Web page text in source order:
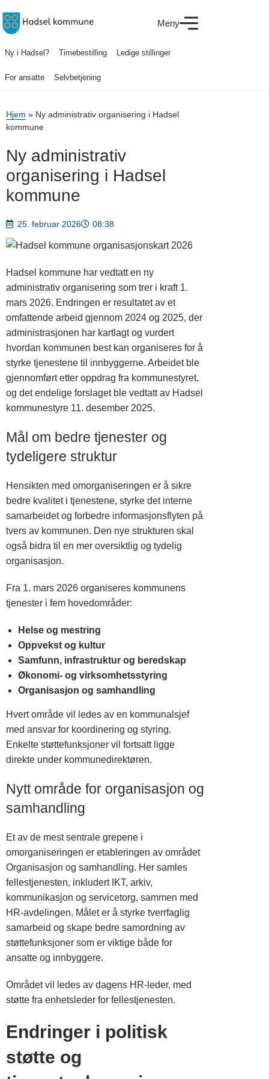
Meny
Ny i Hadsel? Timebestilling Ledige stillinger
For ansatte Selvbetjening
Hjem » Ny administrativ organisering i Hadsel
kommune
Ny administrativ
organisering i Hadsel
kommune
25. februar 2026 08:38
Hadsel kommune har vedtatt en ny
administrativ organisering som trer i kraft 1.
mars 2026. Endringen er resultatet av et
omfattende arbeid gjennom 2024 og 2025, der
administrasjonen har kartlagt og vurdert
hvordan kommunen best kan organiseres for å
styrke tjenestene til innbyggerne. Arbeidet ble
gjennomført etter oppdrag fra kommunestyret,
og det endelige forslaget ble vedtatt av Hadsel
kommunestyre 11. desember 2025.
Mål om bedre tjenester og
tydeligere struktur
Hensikten med omorganiseringen er å sikre
bedre kvalitet i tjenestene, styrke det interne
samarbeidet og forbedre informasjonsflyten på
tvers av kommunen. Den nye strukturen skal
også bidra til en mer oversiktlig og tydelig
organisasjon.
Fra 1. mars 2026 organiseres kommunens
tjenester i fem hovedområder:
Helse og mestring
Oppvekst og kultur
Samfunn, infrastruktur og beredskap
Økonomi- og virksomhetsstyring
Organisasjon og samhandling
Hvert område vil ledes av en kommunalsjef
med ansvar for koordinering og styring.
Enkelte støttefunksjoner vil fortsatt ligge
direkte under kommunedirektøren.
Nytt område for organisasjon og
samhandling
Et av de mest sentrale grepene i
omorganiseringen er etableringen av området
Organisasjon og samhandling. Her samles
fellestjenesten, inkludert IKT, arkiv,
kommunikasjon og servicetorg, sammen med
HR-avdelingen. Målet er å styrke tverrfaglig
samarbeid og skape bedre samordning av
støttefunksjoner som er viktige både for
ansatte og innbyggere.
Området vil ledes av dagens HR-leder, med
støtte fra enhetsleder for fellestjenesten.
Endringer i politisk
støtte og